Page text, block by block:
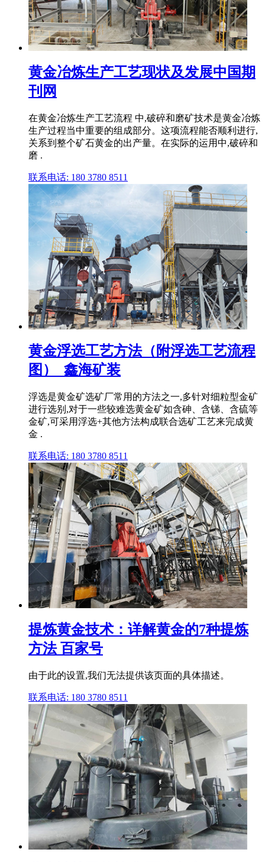
黄金冶炼生产工艺现状及发展中国期
刊网
在黄金冶炼生产工艺流程 中,破碎和磨矿技术是黄金冶炼
生产过程当中重要的组成部分。这项流程能否顺利进行,
关系到整个矿石黄金的出产量。在实际的运用中,破碎和
磨 .
联系电话: 180 3780 8511
黄金浮选工艺方法（附浮选工艺流程
图）_鑫海矿装
浮选是黄金矿选矿厂常用的方法之一,多针对细粒型金矿
进行选别,对于一些较难选黄金矿如含砷、含锑、含硫等
金矿,可采用浮选+其他方法构成联合选矿工艺来完成黄
金 .
联系电话: 180 3780 8511
提炼黄金技术：详解黄金的7种提炼
方法 百家号
由于此的设置,我们无法提供该页面的具体描述。
联系电话: 180 3780 8511